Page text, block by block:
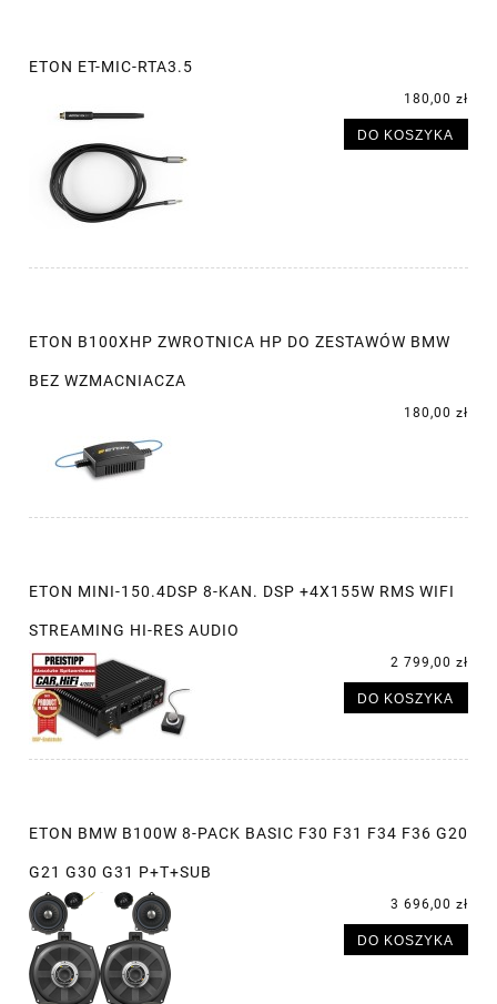
ETON ET-MIC-RTA3.5
180,00 zł
DO KOSZYKA
ETON B100XHP ZWROTNICA HP DO ZESTAWÓW BMW
BEZ WZMACNIACZA
180,00 zł
ETON MINI-150.4DSP 8-KAN. DSP +4X155W RMS WIFI
STREAMING HI-RES AUDIO
2 799,00 zł
DO KOSZYKA
ETON BMW B100W 8-PACK BASIC F30 F31 F34 F36 G20
G21 G30 G31 P+T+SUB
3 696,00 zł
DO KOSZYKA